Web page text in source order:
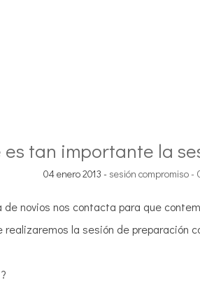
es tan importante la
04 enero 2013 - sesión compromiso-
novios nos contacta para que
la sesión de preparación